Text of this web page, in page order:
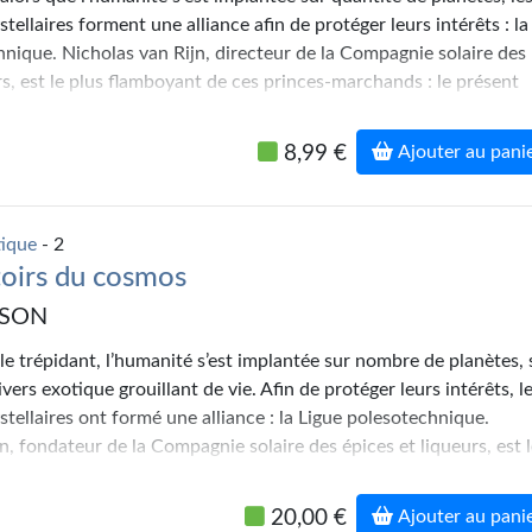
forment une alliance afin de protéger leurs intérêts : la
Nicholas van Rijn, directeur de la Compagnie solaire des
est le plus flamboyant de ces princes-marchands : le présent
aventures initiales…
Astounding Science Fiction
, personnage
infatigable arpenteur de mondes et négociateur hors pair,
des aventures du plus populaire des personnages de Poul
celles de ses compagnons emblématiques : David Falkayn,
Un événement…
8,99 € Ajouter au
- 2
du cosmos
trépidant, l’humanité s’est implantée sur nombre de planètes,
exotique grouillant de vie. Afin de protéger leurs intérêts,
ont formé une alliance : la Ligue polesotechnique.
fondateur de la Compagnie solaire des épices et liqueurs, est
ces princes-marchands : le présent volume, totalement inédit,
volet de ses aventures picaresques…
20,00 € Ajouter au